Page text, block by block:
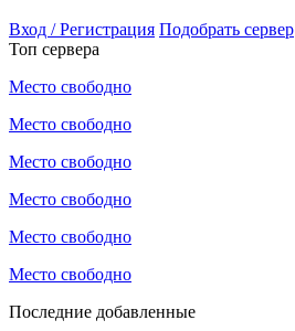
Вход / Регистрация Подобрать сервер
Топ сервера
Место свободно
Место свободно
Место свободно
Место свободно
Место свободно
Место свободно
Последние добавленные